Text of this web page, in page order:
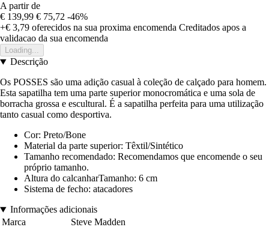
A partir de
€ 139,99 € 75,72 -46%
+€ 3,79 oferecidos na sua proxima encomenda Creditados apos a
validacao da sua encomenda
Loading...
Descrição
Os POSSES são uma adição casual à coleção de calçado para homem.
Esta sapatilha tem uma parte superior monocromática e uma sola de
borracha grossa e escultural. É a sapatilha perfeita para uma utilização
tanto casual como desportiva.
Cor: Preto/Bone
Material da parte superior: Têxtil/Sintético
Tamanho recomendado: Recomendamos que encomende o seu
próprio tamanho.
Altura do calcanharTamanho: 6 cm
Sistema de fecho: atacadores
Informações adicionais
Marca
Steve Madden